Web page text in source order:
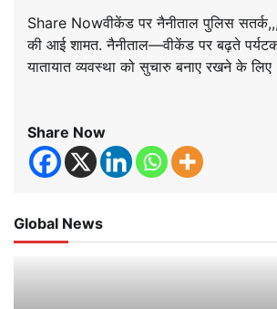
Share Nowवीकेंड पर नैनीताल पुलिस
की आई शामत. नैनीताल—वीकेंड पर बढ़ते
यातायात व्यवस्था को सुचारु बनाए रखने के
Share Now
Global News